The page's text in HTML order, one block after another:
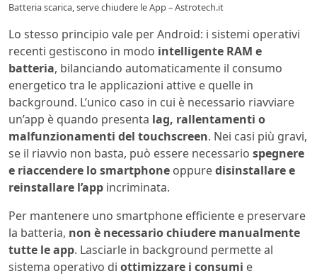
Batteria scarica, serve chiudere le App – Astrotech.it
Lo stesso principio vale per Android: i sistemi operativi
recenti gestiscono in modo intelligente RAM e
batteria, bilanciando automaticamente il consumo
energetico tra le applicazioni attive e quelle in
background. L’unico caso in cui è necessario riavviare
un’app è quando presenta lag, rallentamenti o
malfunzionamenti del touchscreen. Nei casi più gravi,
se il riavvio non basta, può essere necessario spegnere
e riaccendere lo smartphone oppuredisinstallare e
reinstallare l’app incriminata.
Per mantenere uno smartphone efficiente e preservare
la batteria, non è necessario chiudere manualmente
tutte le app. Lasciarle in background permette al
sistema operativo di ottimizzare i consumi e